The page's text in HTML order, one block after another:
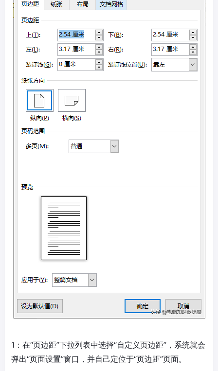
1：在“页边距”下拉列表中选择“自定义页边距”，系统就会
弹出“页面设置”窗口，并自己定位于“页边距”页面。